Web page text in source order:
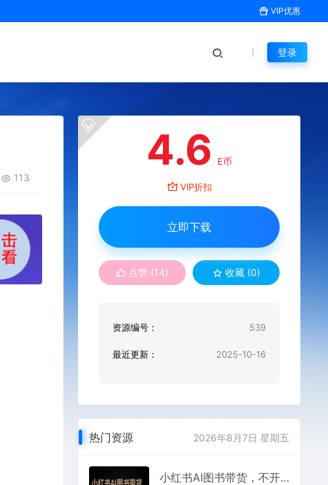
VIP优惠
登录
113
4.6 E币
VIP折扣
立即下载
点赞 (14) 收藏 (0)
资源编号： 539
最近更新： 2025-10-16
热门资源 2026年8月7日 星期五
小红书AI图书带货，不开店，只做视频，AI创作，多平台